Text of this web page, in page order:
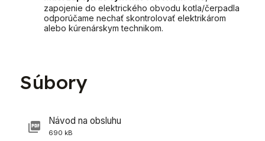
zapojenie do elektrického obvodu kotla/čerpadla
odporúčame nechať skontrolovať elektrikárom
alebo kúrenárskym technikom.
Súbory
Návod na obsluhu
690 kB